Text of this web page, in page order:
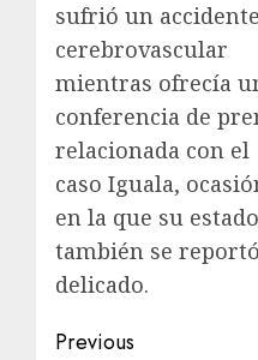
sufrió un accidente
cerebrovascular
mientras ofrecía
conferencia de
relacionada con el
caso Iguala,
en la que su estado
también se reportó
delicado.
Previous